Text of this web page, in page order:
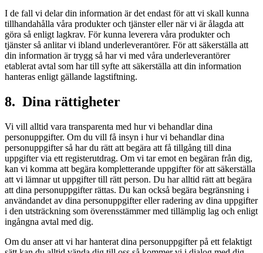
I de fall vi delar din information är det endast för att vi skall kunna
tillhandahålla våra produkter och tjänster eller när vi är ålagda att
göra så enligt lagkrav. För kunna leverera våra produkter och
tjänster så anlitar vi ibland underleverantörer. För att säkerställa att
din information är trygg så har vi med våra underleverantörer
etablerat avtal som har till syfte att säkerställa att din information
hanteras enligt gällande lagstiftning.
8. Dina rättigheter
Vi vill alltid vara transparenta med hur vi behandlar dina
personuppgifter. Om du vill få insyn i hur vi behandlar dina
personuppgifter så har du rätt att begära att få tillgång till dina
uppgifter via ett registerutdrag. Om vi tar emot en begäran från dig,
kan vi komma att begära kompletterande uppgifter för att säkerställa
att vi lämnar ut uppgifter till rätt person. Du har alltid rätt att begära
att dina personuppgifter rättas. Du kan också begära begränsning i
användandet av dina personuppgifter eller radering av dina uppgifter
i den utsträckning som överensstämmer med tillämplig lag och enligt
ingångna avtal med dig.
Om du anser att vi har hanterat dina personuppgifter på ett felaktigt